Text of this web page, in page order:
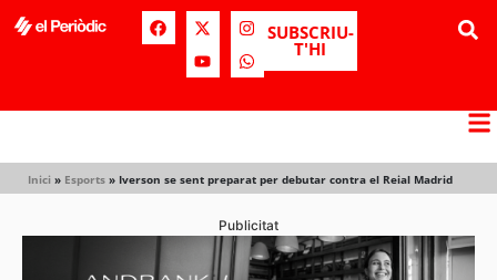
SUBSCRIU-
T'HI
Inici » Esports » Iverson se sent preparat per debutar contra el Reial Madrid
Publicitat